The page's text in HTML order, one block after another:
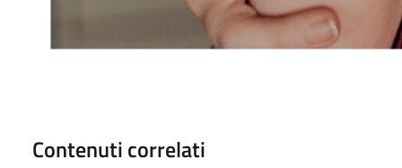
Contenuti correlati